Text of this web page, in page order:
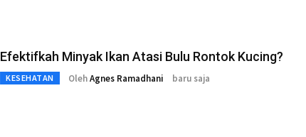
Efektifkah Minyak Ikan Atasi Bulu Rontok Kucing?
KESEHATAN OlehAgnes Ramadhani baru saja